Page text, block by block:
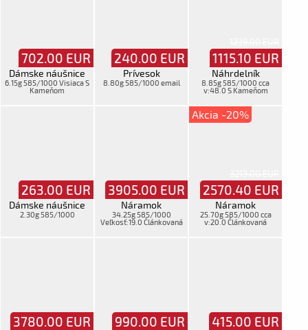
702.00 EUR
Dámske náušnice
6.15g 585/1000 Visiaca S
Kameňom
240.00 EUR
Prívesok
8.80g 585/1000 email
1115.10 EUR
Náhrdelník
8.85g 585/1000 cca
v:48.0 S Kameňom
263.00 EUR
Dámske náušnice
2.30g 585/1000
3905.00 EUR
Náramok
34.25g 585/1000
Veľkosť:19.0 Článkovaná
Akcia -20%
2570.40 EUR
Náramok
25.70g 585/1000 cca
v:20.0 Článkovaná
3780.00 EUR 990.00 EUR 415.00 EUR